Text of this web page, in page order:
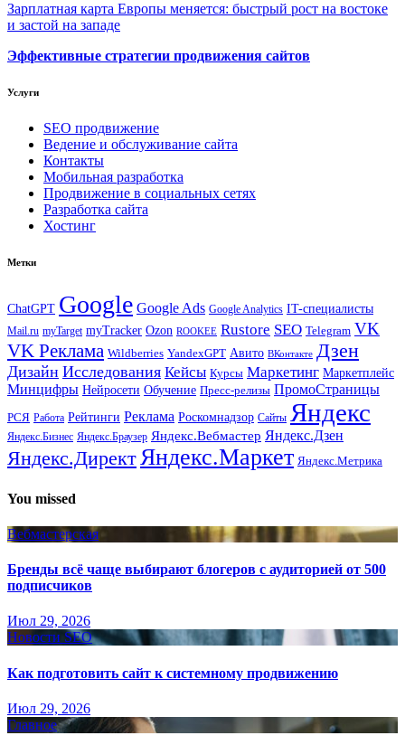
Зарплатная карта Европы меняется: быстрый рост на востоке
и застой на западе
Эффективные стратегии продвижения сайтов
Услуги
SEO продвижение
Ведение и обслуживание сайта
Контакты
Мобильная разработка
Продвижение в социальных сетях
Разработка сайта
Хостинг
Метки
ChatGPT Google Google Ads Google Analytics IT-специалисты
Mail.ru myTarget myTracker Ozon ROOKEE Rustore SEO Telegram VK
VK Реклама Wildberries YandexGPT Авито ВКонтакте Дзен
Дизайн Исследования Кейсы Курсы Маркетинг Маркетплейс
Минцифры Нейросети Обучение Пресс-релизы ПромоСтраницы
РСЯ Работа Рейтинги Реклама Роскомнадзор Сайты Яндекс
Яндекс.Бизнес Яндекс.Браузер Яндекс.Вебмастер Яндекс.Дзен
Яндекс.ДиректЯндекс.Маркет Яндекс.Метрика
You missed
Вебмастерская
Бренды всё чаще выбирают блогеров с аудиторией от 500
подписчиков
Июл 29, 2026
Новости SEO
Как подготовить сайт к системному продвижению
Июл 29, 2026
Главное